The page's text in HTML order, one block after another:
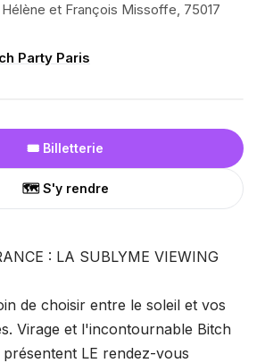
et François Missoffe, 75017
Party Paris
🎟️ Billetterie
🗺️ S'y rendre
: LA SUBLYME VIEWING
de choisir entre le soleil et vos
Virage et l'incontournable Bitch
LE rendez-vous